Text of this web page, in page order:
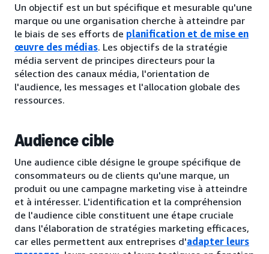
Un objectif est un but spécifique et mesurable qu'une
marque ou une organisation cherche à atteindre par
le biais de ses efforts de planification et de mise en
œuvre des médias. Les objectifs de la stratégie
média servent de principes directeurs pour la
sélection des canaux média, l'orientation de
l'audience, les messages et l'allocation globale des
ressources.
Audience cible
Une audience cible désigne le groupe spécifique de
consommateurs ou de clients qu'une marque, un
produit ou une campagne marketing vise à atteindre
et à intéresser. L'identification et la compréhension
de l'audience cible constituent une étape cruciale
dans l'élaboration de stratégies marketing efficaces,
car elles permettent aux entreprises d'adapter leurs